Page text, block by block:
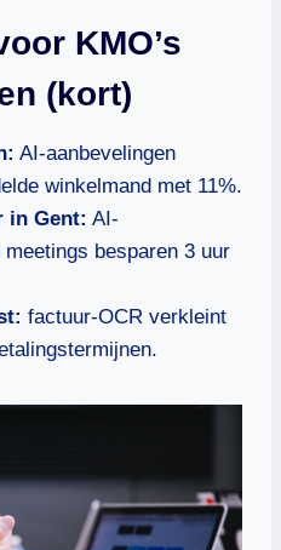
KMO’s
(kort)
AI-aanbevelingen
winkelmand met 11%.
in Gent: AI-
besparen 3 uur
factuur-OCR verkleint